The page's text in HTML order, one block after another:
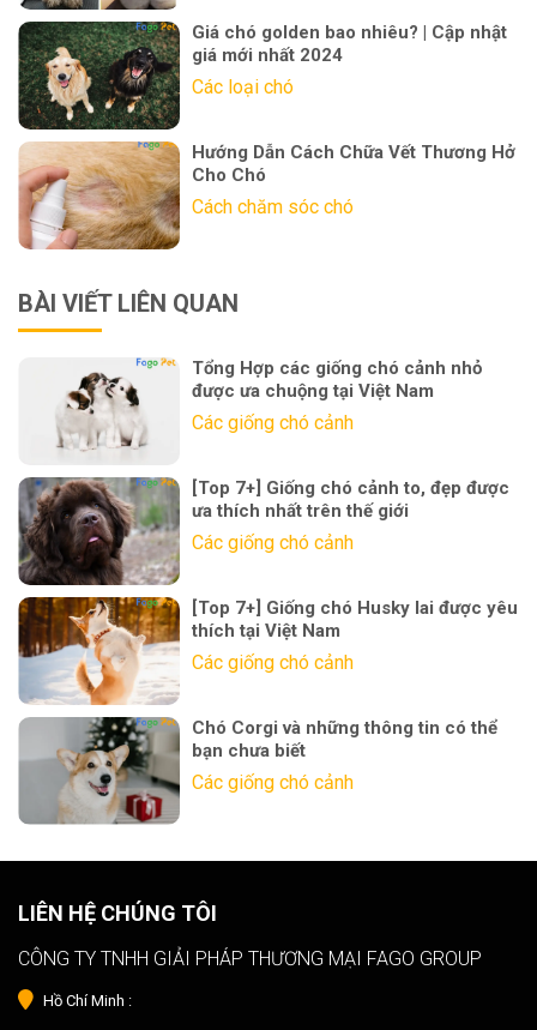
Giá chó golden bao nhiêu? | Cập nhật
giá mới nhất 2024
Các loại chó
Hướng Dẫn Cách Chữa Vết Thương Hở
Cho Chó
Cách chăm sóc chó
BÀI VIẾT LIÊN QUAN
Tổng Hợp các giống chó cảnh nhỏ
được ưa chuộng tại Việt Nam
Các giống chó cảnh
[Top 7+] Giống chó cảnh to, đẹp được
ưa thích nhất trên thế giới
Các giống chó cảnh
[Top 7+] Giống chó Husky lai được yêu
thích tại Việt Nam
Các giống chó cảnh
Chó Corgi và những thông tin có thể
bạn chưa biết
Các giống chó cảnh
LIÊN HỆ CHÚNG TÔI
CÔNG TY TNHH GIẢI PHÁP THƯƠNG MẠI FAGO GROUP
Hồ Chí Minh :